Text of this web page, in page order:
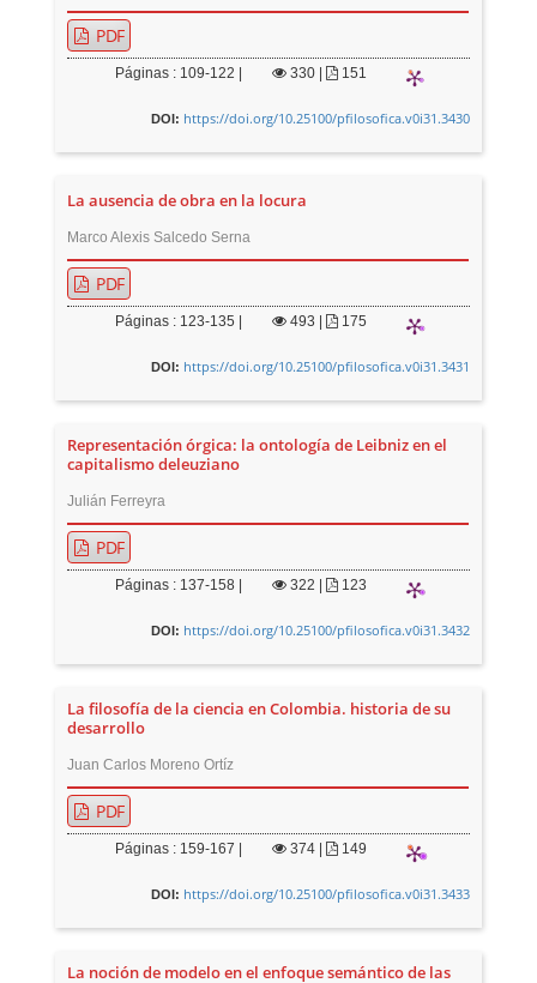
PDF
Páginas : 109-122 | 330| 151
DOI: https://doi.org/10.25100/pfilosofica.v0i31.3430
La ausencia de obra en la locura
Marco Alexis Salcedo Serna
PDF
Páginas : 123-135 | 493 175
DOI: https://doi.org/10.25100/pfilosofica.v0i31.3431
Representación órgica: la ontología de Leibniz en el
capitalismo deleuziano
Julián Ferreyra
PDF
Páginas : 137-158 | 322 123
DOI: https://doi.org/10.25100/pfilosofica.v0i31.3432
La filosofía de la ciencia en Colombia. historia de su
desarrollo
Juan Carlos Moreno Ortíz
PDF
Páginas : 159-167 | 374| 149
DOI: https://doi.org/10.25100/pfilosofica.v0i31.3433
La noción de modelo en el enfoque semántico de las